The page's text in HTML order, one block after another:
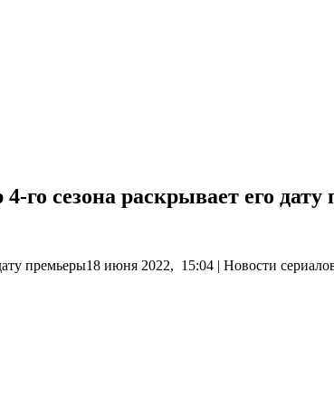
го сезона раскрывает его дату
премьеры18 июня 2022, 15:04 | Новости